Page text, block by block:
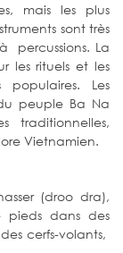
mais les plus
sont très
percussions. La
les rituels et les
Les
peuple Ba Na
traditionnelles,
Vietnamien.
(droo dra),
pieds dans des
cerfs-volants,